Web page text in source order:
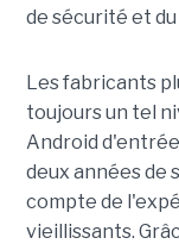
de sécurité et
Les fabricants
toujours un tel
Android
deux années de
compte de
vieillissants.